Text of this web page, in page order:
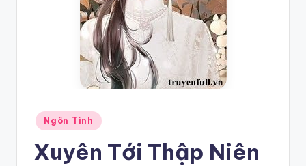
Posted
in
Ngôn Tình
Xuyên Tới Thập Niên